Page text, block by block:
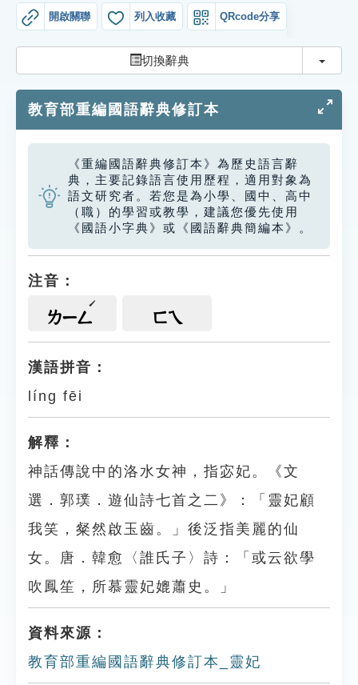
成語故事
索引選單
單字索引
生命大百科索引
遊戲專區
教學應用
貓頭鷹博士
開啟關聯 列入收藏 QRcode分享
切換辭典 切換
教育部重編國語辭典修訂本
《重編國語辭典修訂本》為歷史語言辭
典，主要記錄語言使用歷程，適用對象為
語文研究者。若您是為小學、國中、高中
（職）的學習或教學，建議您優先使用
《國語小字典》或《國語辭典簡編本》。
注音：
ㄌㄧㄥ ㄈㄟ
漢語拼音：
líng fēi
解釋：
神話傳說中的洛水女神，指宓妃。《文
選．郭璞．遊仙詩七首之二》：「靈妃顧
我笑，粲然啟玉齒。」後泛指美麗的仙
女。唐．韓愈〈誰氏子〉詩：「或云欲學
吹鳳笙，所慕靈妃媲蕭史。」
資料來源：
教育部重編國語辭典修訂本_靈妃